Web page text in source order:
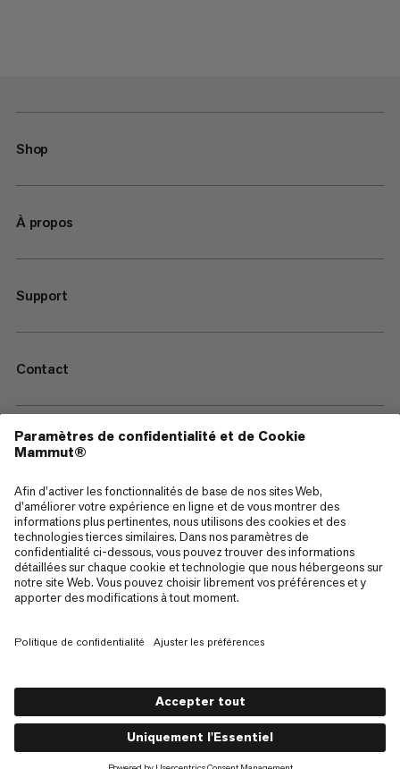
Shop
À propos
Support
Contact
—
Sitemap
Cookies
Mentions Légales
Politique de confidentialité des données
Conditions d'utilisation